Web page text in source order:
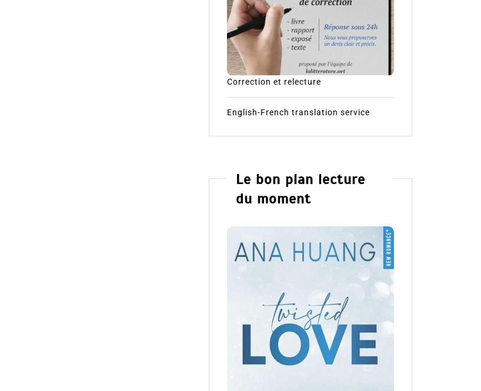
Correction et relecture
English-French translation service
Le bon plan lecture
du moment